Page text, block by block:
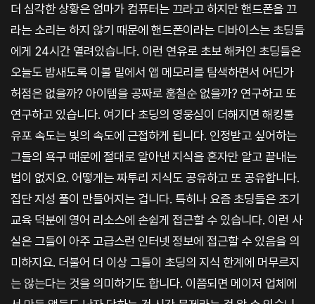
더 심각한 상황은 엄마가 컴퓨터는 끄라고 하지만 핸드폰을 끄
라는 소리는 하지 않기 때문에 핸드폰이라는 디바이스는 초딩들
에게 24시간 열려있습니다. 이런 연유로 초보 해커인 초딩들은
오늘도 밤새도록 이불 밑에서 앱 메모리를 탐색하면서 어딘가
허점은 없을까? 아이템을 공짜로 훔칠순 없을까? 연구하고 또
연구하고 있습니다. 여기다 초딩의 영웅심이 더해지면 해킹툴
유포 속도는 빛의 속도에 근접하게 됩니다. 인정받고 싶어하는
그들의 욕구 때문에 절대로 알아낸 지식을 혼자만 알고 끝내는
법이 없지요. 어떻게는 짜투리 지식도 공유하고 또 공유합니다.
집단 지성 풀이 만들어지는 겁니다. 특히나 요즘 초딩들은 조기
교육 덕분에 영어 리소스에 손쉽게 접근할 수 있습니다. 이런 사
실은 그들이 아주 고급스런 인터넷 정보에 접근할 수 있음을 의
미하지요. 더불어 더 이상 그들이 초딩의 지식 한계에 머무르지
는 않는다는 것을 의미하기도 합니다. 이쯤되면 메이저 업체에